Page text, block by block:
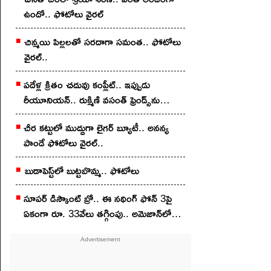
ఉందో.. ఫోటోలు వైర‌ల్
చిన్మ‌యి పిల్ల‌ల‌తో స‌ర‌దాగా సమంత‌.. ఫోటోలు
వైర‌ల్..
ప‌దేళ్ల క్రితం చ‌దువు కంప్లీట్.. ఇప్పుడు
రీయూనియన్.. రుక్మిణి వసంత్ ఫ్రెండ్స్‌ను
చూశారా?
చీర క‌ట్టులో ముద్దుగా లైగ‌ర్ బ్యూటీ.. అన‌న్య
పాండే ఫోటోలు వైర‌ల్..
బుడాపెస్ట్‌లో బుట్టబొమ్మ‌.. ఫోటోలు
సూపర్ డిస్కౌంట్ బ్రో.. ఈ నథింగ్ ఫోన్ 3పై
ఏకంగా రూ. 33వేలు తగ్గింపు.. అమెజాన్‌లో